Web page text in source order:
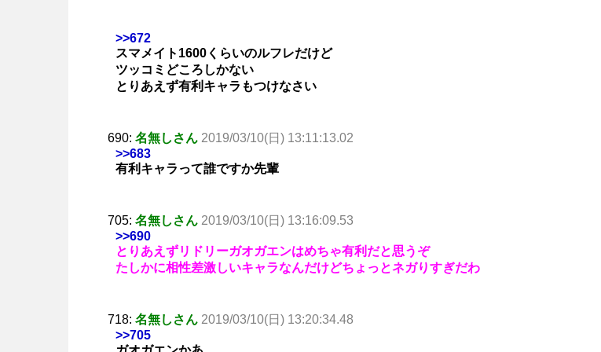
>>672
スマメイト1600くらいのルフレだけど
ツッコミどころしかない
とりあえず有利キャラもつけなさい
690: 名無しさん 2019/03/10(日) 13:11:13.02
>>683
有利キャラって誰ですか先輩
705: 名無しさん 2019/03/10(日) 13:16:09.53
>>690
とりあえずリドリーガオガエンはめちゃ有利だと思うぞ
たしかに相性差激しいキャラなんだけどちょっとネガりすぎだわ
718: 名無しさん 2019/03/10(日) 13:20:34.48
>>705